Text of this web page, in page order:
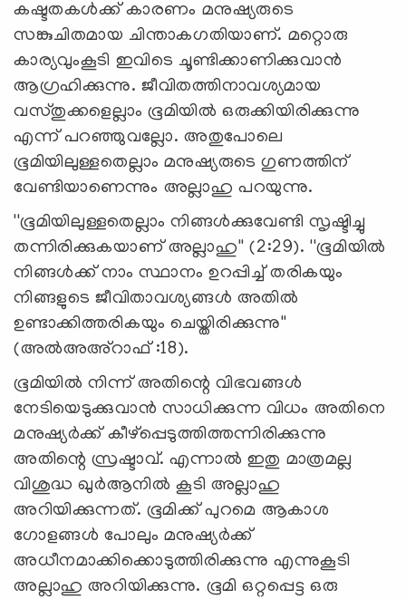
കഷ്ടതകള്‍ക്ക് കാരണം മനുഷ്യരുടെ
സങ്കുചിതമായ ചിന്താകഗതിയാണ്. മറ്റൊരു
കാര്യവുംകൂടി ഇവിടെ ചൂണ്ടിക്കാണിക്കുവാന്‍
ആഗ്രഹിക്കുന്നു. ജീവിതത്തിനാവശ്യമായ
വസ്തുക്കളെല്ലാം ഭൂമിയില്‍ ഒരുക്കിയിരിക്കുന്നു
എന്ന് പറഞ്ഞുവല്ലോ. അതുപോലെ
ഭൂമിയിലുള്ളതെല്ലാം മനുഷ്യരുടെ ഗുണത്തിന്
വേണ്ടിയാണെന്നും അല്ലാഹു പറയുന്നു.
''ഭൂമിയിലുള്ളതെല്ലാം നിങ്ങള്‍ക്കുവേണ്ടി സൃഷ്ടിച്ചു
തന്നിരിക്കുകയാണ് അല്ലാഹു'' (2:29). ''ഭൂമിയില്‍
നിങ്ങള്‍ക്ക് നാം സ്ഥാനം ഉറപ്പിച്ച് തരികയും
നിങ്ങളുടെ ജീവിതാവശ്യങ്ങള്‍ അതില്‍
ഉണ്ടാക്കിത്തരികയും ചെയ്തിരിക്കുന്നു''
(അല്‍അഅ്‌റാഫ് :18).
ഭൂമിയില്‍ നിന്ന് അതിന്റെ വിഭവങ്ങള്‍
നേടിയെടുക്കുവാന്‍ സാധിക്കുന്ന വിധം അതിനെ
മനുഷ്യര്‍ക്ക് കീഴ്‌പ്പെടുത്തിത്തന്നിരിക്കുന്നു
അതിന്റെ സ്രഷ്ടാവ്. എന്നാല്‍ ഇതു മാത്രമല്ല
വിശുദ്ധ ഖുര്‍ആനില്‍ കൂടി അല്ലാഹു
അറിയിക്കുന്നത്. ഭൂമിക്ക് പുറമെ ആകാശ
ഗോളങ്ങള്‍ പോലും മനുഷ്യര്‍ക്ക്
അധീനമാക്കിക്കൊടുത്തിരിക്കുന്നു എന്നുകൂടി
അല്ലാഹു അറിയിക്കുന്നു. ഭൂമി ഒറ്റപ്പെട്ട ഒരു